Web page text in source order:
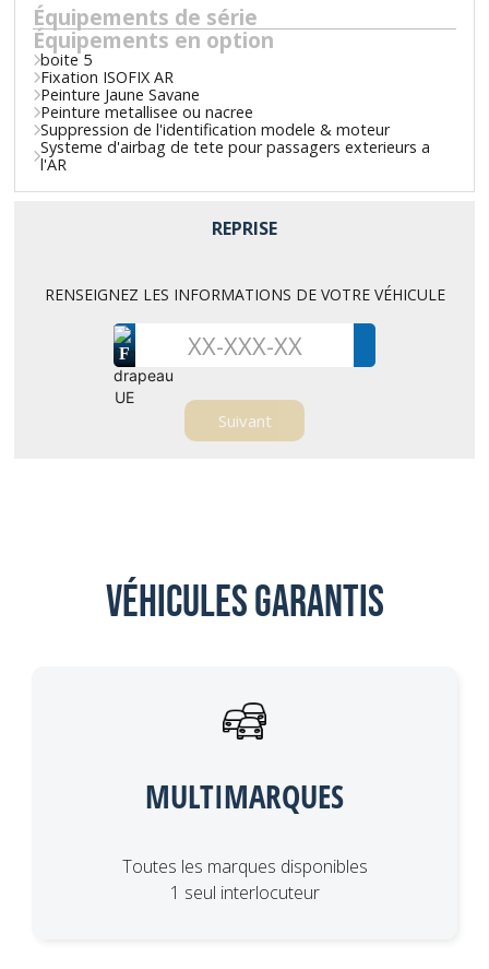
Équipements de série
Équipements en option
boite 5
Fixation ISOFIX AR
Peinture Jaune Savane
Peinture metallisee ou nacree
Suppression de l'identification modele & moteur
Systeme d'airbag de tete pour passagers exterieurs a
l'AR
REPRISE
RENSEIGNEZ LES INFORMATIONS DE VOTRE VÉHICULE
F
Véhicules garantis
MULTIMARQUES
Toutes les marques disponibles
1 seul interlocuteur